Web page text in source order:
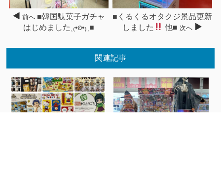
前へ ■韓国駄菓子ガチャ
はじめましたˎ₍•ʚ•₎ˏ■
■くるくるオタクジ景品更新
しました
他■ 次へ
関連記事